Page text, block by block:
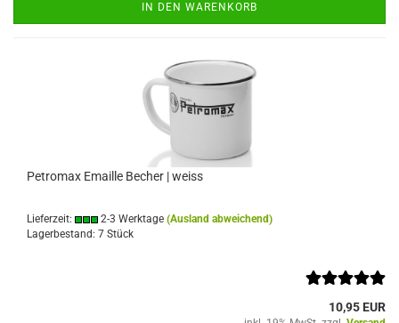
IN DEN WARENKORB
Petromax Emaille Becher | weiss
Lieferzeit: 2-3 Werktage (Ausland abweichend)
Lagerbestand: 7 Stück
10,95 EUR